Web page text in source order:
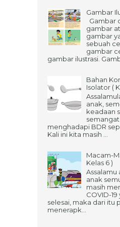
Gambar
Gambar
gambar
gambar
sebuah
gambar
gambar ilustrasi.
Bahan
Isolator (
anak,
keadaan
menghadapi BDR
Kali ini kita masih ...
Macam-
Kelas 6 )
Assalamu
anak
masih
COVID-
selesai, maka dari itu
menerapk...